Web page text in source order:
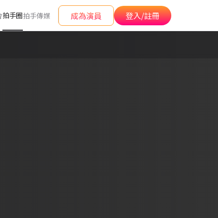
拍手圈拍手傳媒 成為演員 登入/註冊